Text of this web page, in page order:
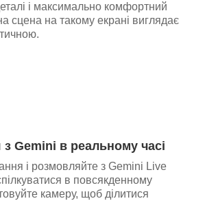
і максимально комфортний
сцена на такому екрані виглядає
з Gemini в реальному часі
і розмовляйте з Gemini Live
в повсякденному
камеру, щоб ділитися